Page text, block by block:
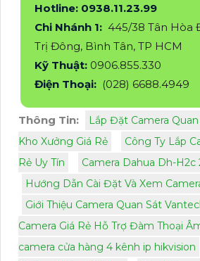
Hotline: 0938.11.23.99
Chi Nhánh 1: 445/38 Tân Hòa
Trị Đông, Bình Tân, TP HCM
Kỹ Thuật: 0906.855.330
Điện Thoại: (028) 6688.4949
Thông Tin:
Lắp Đặt Camera
Kho Xưởng Giá Rẻ
Công Ty Lắp
Rẻ Uy Tín
Camera Dahua Dh-H2c
Hướng Dẫn Cài Đặt Và Xem
Giới Thiệu Camera Quan Sát
Camera Giá Rẻ Hỗ Trợ Đàm Thoại
camera cửa hàng 4 kênh ip hikvision